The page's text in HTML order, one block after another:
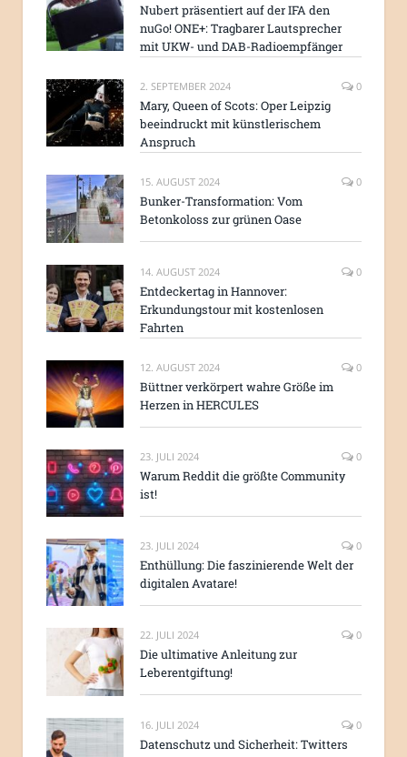
Nubert präsentiert auf der IFA den
nuGo! ONE+: Tragbarer Lautsprecher
mit UKW- und DAB-Radioempfänger
2. SEPTEMBER 2024 0
Mary, Queen of Scots: Oper Leipzig
beeindruckt mit künstlerischem
Anspruch
15. AUGUST 2024 0
Bunker-Transformation: Vom
Betonkoloss zur grünen Oase
14. AUGUST 2024 0
Entdeckertag in Hannover:
Erkundungstour mit kostenlosen
Fahrten
12. AUGUST 2024 0
Büttner verkörpert wahre Größe im
Herzen in HERCULES
23. JULI 2024 0
Warum Reddit die größte Community
ist!
23. JULI 2024 0
Enthüllung: Die faszinierende Welt der
digitalen Avatare!
22. JULI 2024 0
Die ultimative Anleitung zur
Leberentgiftung!
16. JULI 2024 0
Datenschutz und Sicherheit: Twitters